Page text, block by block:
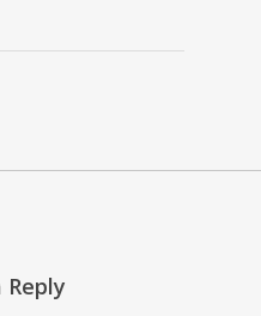
Reply